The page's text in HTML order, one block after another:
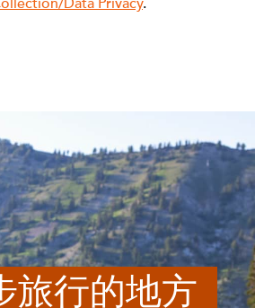
旅行的地方